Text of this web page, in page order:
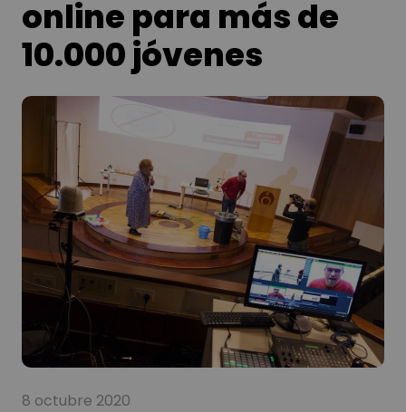
online para más de
10.000 jóvenes
8 octubre 2020